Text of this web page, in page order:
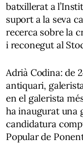
batxillerat a
suport a la seva
recerca sobre la
i reconegut al
Adrià Codina: de
antiquari,
en el galerista
ha inaugurat una
candidatura
Popular de